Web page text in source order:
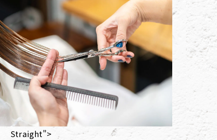
Straight">